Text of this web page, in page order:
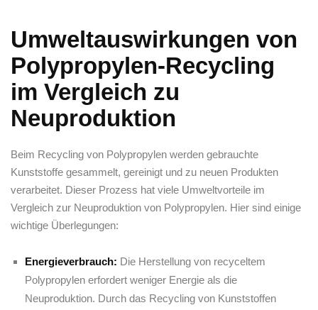
Umweltauswirkungen von
Polypropylen-Recycling
im Vergleich zu
Neuproduktion
Beim Recycling von Polypropylen werden⁣ gebrauchte
Kunststoffe ⁢gesammelt, gereinigt und zu neuen Produkten
verarbeitet.⁤ Dieser Prozess hat viele Umweltvorteile im
Vergleich zur Neuproduktion von Polypropylen. Hier sind⁤ einige
wichtige Überlegungen:
Energieverbrauch: Die Herstellung ⁣von recyceltem
Polypropylen erfordert ⁤weniger Energie als die
Neuproduktion. Durch das⁣ Recycling von Kunststoffen